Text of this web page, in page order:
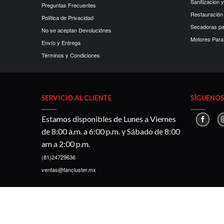
Preguntas Frecuentes
Política de Privacidad
No se aceptan Devoluciónes
Envío y Entrega
Términos y Condiciones
Secadoras
Motores
SERVICIO AL CLIENTE
Estamos disponibles de Lunes a Viernes
de 8:00 a.m. a 6:00 p.m. y Sábado de 8:00
am a 2:00 p.m.
(81)24729636
ventas@fancluster.mx